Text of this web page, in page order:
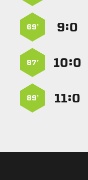
:
69’
:
87’
:
89’